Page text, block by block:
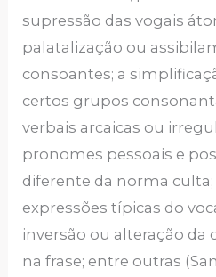
supressão das vogais
palatalização ou
consoantes; a
certos grupos
verbais arcaicas ou
pronomes pessoais e
diferente da norma
expressões típicas do
inversão ou alteração da
na frase; entre outras